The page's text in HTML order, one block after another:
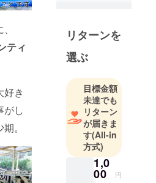
ティ
好き
がし
。
る活動をし
リターンを
選ぶ
目標金額
未達でも
リターン
が届きま
す(All-in
方式)
1,0
00 円